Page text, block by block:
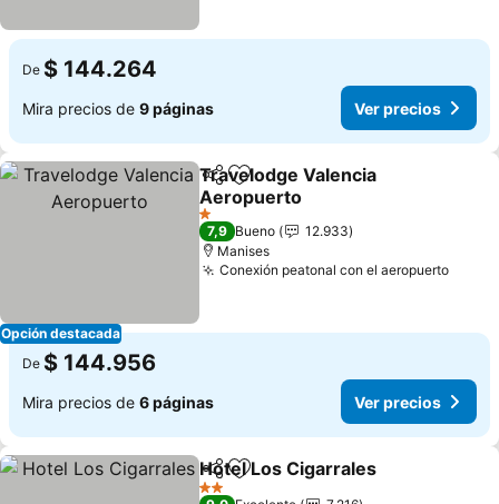
De $ 144.264
Mira precios de 9 páginas Ver precios
Opción destacada
Compartir
Agregar a favoritos
Travelodge Valencia
Aeropuerto
1 Estrellas
7,9 Bueno
12.933
Manises
Conexión peatonal con el aeropuerto
De $ 144.956
Mira precios de 6 páginas Ver precios
CompartirAgregar a favoritos
Hotel Los Cigarrales
2 Estrellas